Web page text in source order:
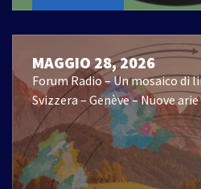
MAGGIO 28, 2026
Forum Radio – Un mosaico di
Svizzera – Genève – Nuove arie